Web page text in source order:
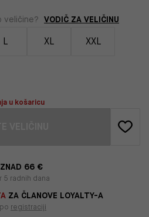
veličine? VODIČ ZA VELIČINU
L XL XXL
u košaricu
66 €
5 radnih dana
ZA ČLANOVE LOYALTY-A
registraciji